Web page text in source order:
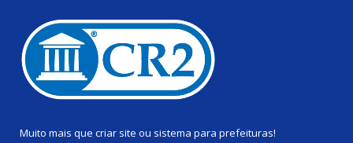
Muito mais que criar site ou sistema para prefeituras!